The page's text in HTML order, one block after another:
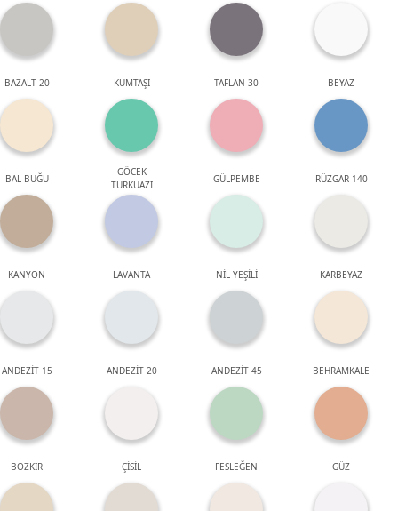
BAZALT 20 KUMTAŞI TAFLAN 30 BEYAZ
BAL BUĞU
GÖCEK
TURKUAZI
GÜLPEMBE RÜZGAR 140
KANYON LAVANTA NİL YEŞİLİ KARBEYAZ
ANDEZİT 15 ANDEZİT 20 ANDEZİT 45 BEHRAMKALE
BOZKIR ÇİSİL FESLEĞEN GÜZ